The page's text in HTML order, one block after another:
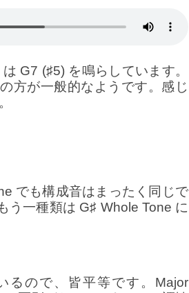
G7 (♯5) を鳴らしています。
方が一般的なようです。感じ
でも構成音はまったく同じで
う一種類は G♯ Whole Tone に
るので、皆平等です。Major